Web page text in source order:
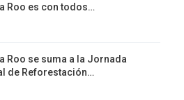
Roo es con todos…
Roo se suma a la Jornada
de Reforestación…